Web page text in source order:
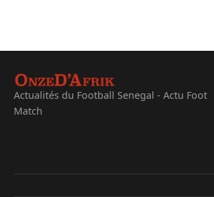
Actualités du Football Senegal - Actu Foot
Match